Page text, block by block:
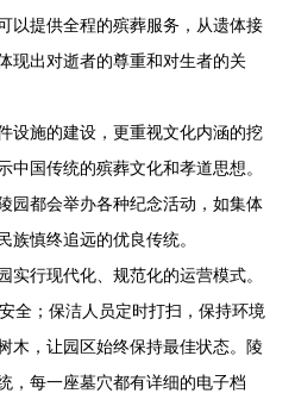
以提供全程的殡葬服务，从遗体接
现出对逝者的尊重和对生者的关
设施的建设，更重视文化内涵的挖
中国传统的殡葬文化和孝道思想。
园都会举办各种纪念活动，如集体
族慎终追远的优良传统。
实行现代化、规范化的运营模式。
全；保洁人员定时打扫，保持环境
木，让园区始终保持最佳状态。陵
，每一座墓穴都有详细的电子档